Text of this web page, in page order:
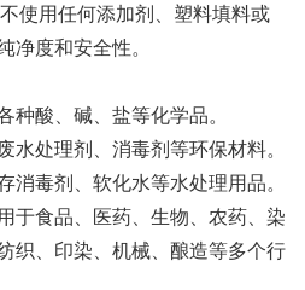
使用任何添加剂、塑料填料或
度和安全性。
酸、碱、盐等化学品。
处理剂、消毒剂等环保材料。
毒剂、软化水等水处理用品。
食品、医药、生物、农药、染
织、印染、机械、酿造等多个行